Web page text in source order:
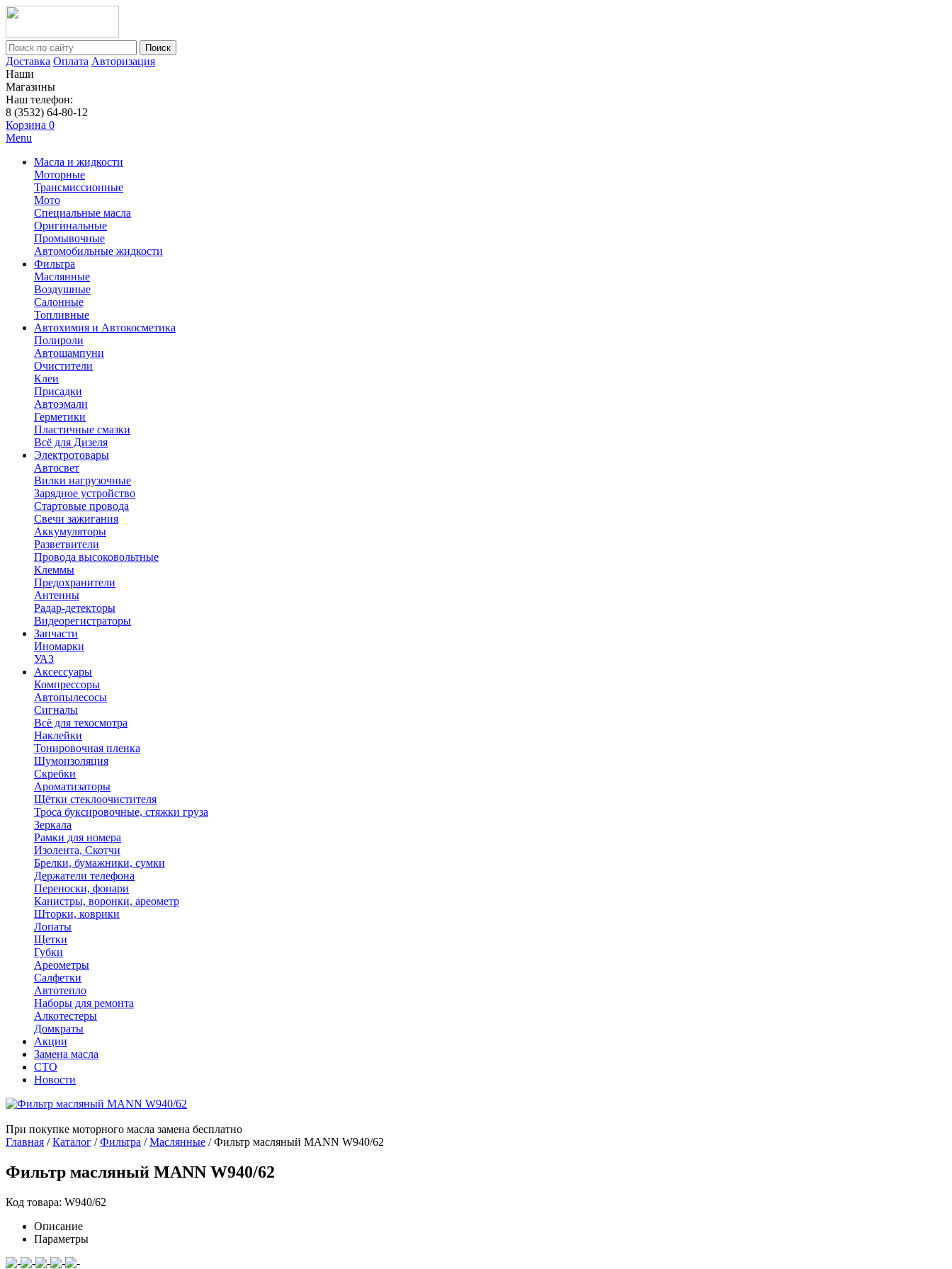
Поиск
Доставка Оплата Авторизация
Наши
Магазины
Наш телефон:
8 (3532) 64-80-12
Корзина 0
Menu
Масла и жидкости
Моторные
Трансмиссионные
Мото
Специальные масла
Оригинальные
Промывочные
Автомобильные жидкости
Фильтра
Маслянные
Воздушные
Салонные
Топливные
Автохимия и Автокосметика
Полироли
Автошампуни
Очистители
Клеи
Присадки
Автоэмали
Герметики
Пластичные смазки
Всё для Дизеля
Электротовары
Автосвет
Вилки нагрузочные
Зарядное устройство
Стартовые провода
Свечи зажигания
Аккумуляторы
Разветвители
Провода высоковольтные
Клеммы
Предохранители
Антенны
Радар-детекторы
Видеорегистраторы
Запчасти
Иномарки
УАЗ
Аксесcуары
Компрессоры
Автопылесосы
Сигналы
Всё для техосмотра
Наклейки
Тонировочная пленка
Шумоизоляция
Скребки
Ароматизаторы
Щётки стеклоочистителя
Троса буксировочные, стяжки груза
Зеркала
Рамки для номера
Изолента, Скотчи
Брелки, бумажники, сумки
Держатели телефона
Переноски, фонари
Канистры, воронки, ареометр
Шторки, коврики
Лопаты
Щетки
Губки
Ареометры
Салфетки
Автотепло
Наборы для ремонта
Алкотестеры
Домкраты
Акции
Замена масла
СТО
Новости
При покупке моторного масла замена бесплатно
Главная /Каталог /Фильтра /Маслянные /Фильтр масляный MANN W940/62
Фильтр масляный MANN W940/62
Код товара: W940/62
Описание
Параметры